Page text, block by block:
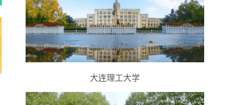
大连理工大学